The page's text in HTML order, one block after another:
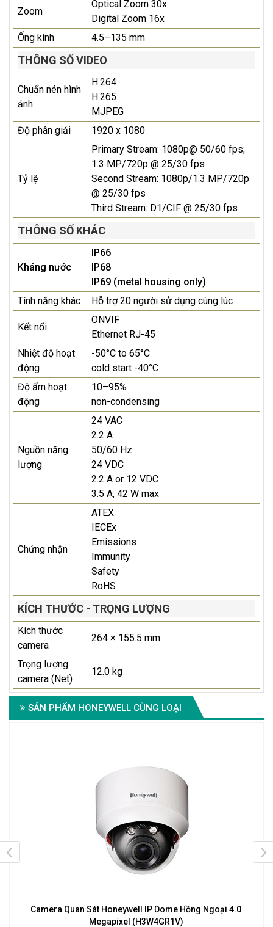
Zoom
Optical Zoom 30x
Digital Zoom 16x
Ống kính
4.5–135 mm
THÔNG SỐ VIDEO
Chuẩn nén hình
ảnh
H.264
H.265
MJPEG
Độ phân giải
1920 x 1080
Tỷ lệ
Primary Stream: 1080p@ 50/60 fps;
1.3 MP/720p @ 25/30 fps
Second Stream: 1080p/1.3 MP/720p
@ 25/30 fps
Third Stream: D1/CIF @ 25/30 fps
THÔNG SỐ KHÁC
Kháng nước
IP66
IP68
IP69 (metal housing only)
Tính năng khác
Hỗ trợ 20 người sử dụng cùng lúc
Kết nối
ONVIF
Ethernet RJ-45
Nhiệt độ hoạt
động
-50°C to 65°C
cold start -40°C
Độ ẩm hoạt
động
10–95%
non-condensing
Nguồn năng
lượng
24 VAC
2.2 A
50/60 Hz
24 VDC
2.2 A or 12 VDC
3.5 A, 42 W max
Chứng nhận
ATEX
IECEx
Emissions
Immunity
Safety
RoHS
KÍCH THƯỚC - TRỌNG LƯỢNG
Kích thước
camera
264 × 155.5 mm
Trọng lượng
camera (Net)
12.0 kg
SẢN PHẨM HONEYWELL CÙNG LOẠI
Camera Quan Sát Honeywell IP Dome Hồng Ngoại 4.0
Megapixel (H3W4GR1V)